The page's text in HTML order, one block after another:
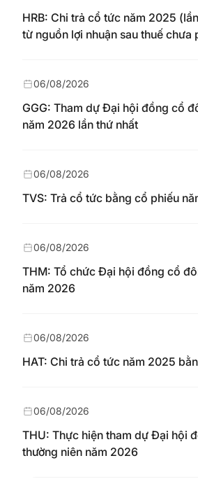
HRB: Chi trả cổ tức năm 2025
từ nguồn lợi nhuận sau thuế chưa
ngày 04/08/2026
GGG: Tham dự Đại hội đồng cổ
năm 2026 lần thứ nhất
06/08/2026
TVS: Trả cổ tức bằng cổ phiếu
06/08/2026
THM: Tổ chức Đại hội đồng cổ
năm 2026
06/08/2026
HAT: Chi trả cổ tức năm 2025
06/08/2026
THU: Thực hiện tham dự Đại hội
thường niên năm 2026
06/08/2026